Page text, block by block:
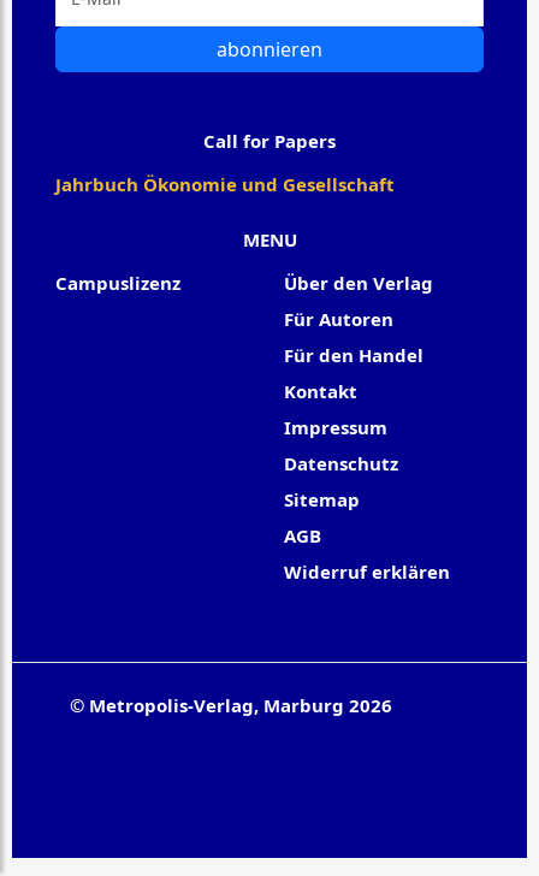
MENU
Campuslizenz
Über den Verlag
Für Autoren
Für den Handel
Kontakt
Impressum
Datenschutz
Sitemap
AGB
Widerruf erklären
abonnieren
Call for Papers
Jahrbuch Ökonomie und Gesellschaft
© Metropolis-Verlag, Marburg 2026